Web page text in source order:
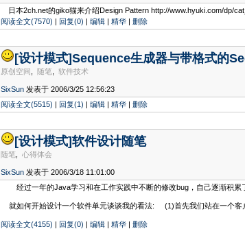
日本2ch.net的giko猫来介绍Design Pattern http://www.hyuki.com/dp/
阅读全文(7570) | 回复(0) | 编辑| 精华| 删除
[设计模式]Sequence生成器与带格式的
原创空间 随笔, 软件技术
SixSun发表于 2006/3/25 12:56:23
阅读全文(5515) | 回复(1) | 编辑| 精华| 删除
[设计模式]软件设计随笔
随笔, 心得体会
SixSun发表于 2006/3/18 11:01:00
经过一年的Java学习和在工作实践中不断的修改bug，自己逐渐积累
就如何开始设计一个软件单元谈谈我的看法: (1)首先我们站在一个客
阅读全文(4155) | 回复(0) | 编辑| 精华| 删除